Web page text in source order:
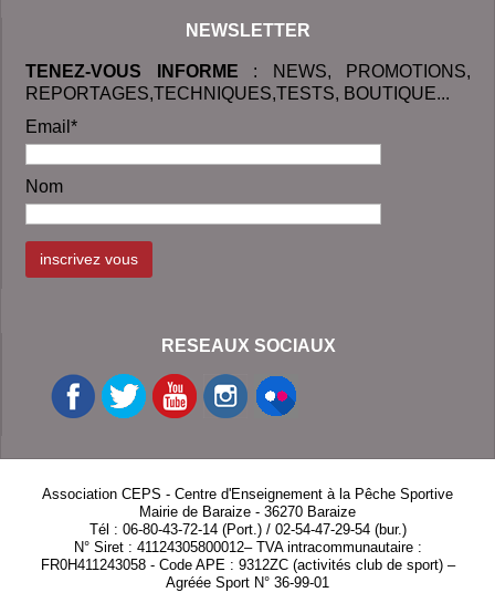
NEWSLETTER
TENEZ-VOUS INFORME : NEWS, PROMOTIONS,
REPORTAGES,TECHNIQUES,TESTS, BOUTIQUE...
Email*
Nom
RESEAUX SOCIAUX
Association CEPS - Centre d'Enseignement à la Pêche Sportive
Mairie de Baraize - 36270 Baraize
Tél : 06-80-43-72-14 (Port.) / 02-54-47-29-54 (bur.)
N° Siret : 41124305800012– TVA intracommunautaire :
FR0H411243058 - Code APE : 9312ZC (activités club de sport) –
Agréée Sport N° 36-99-01